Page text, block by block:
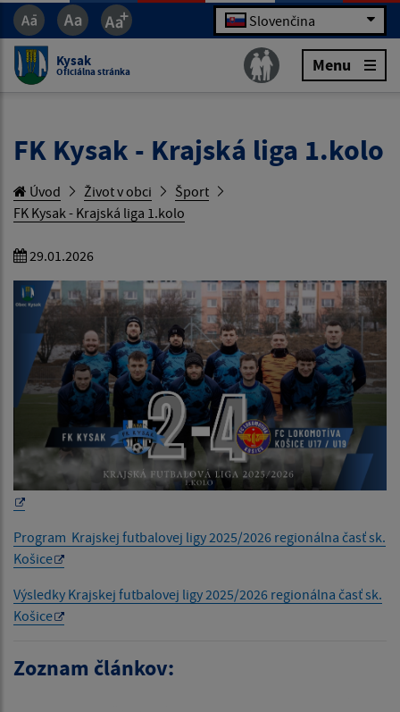
Slovenčina
Kysak
Oficiálna stránka Menu
FK Kysak - Krajská liga 1.kolo
Úvod Život v obci
Šport
FK Kysak - Krajská liga 1.kolo
29.01.2026
Program Krajskej futbalovej ligy 2025/2026 regionálna časť sk.
Košice
Výsledky Krajskej futbalovej ligy 2025/2026 regionálna časť sk.
Košice
Zoznam článkov: